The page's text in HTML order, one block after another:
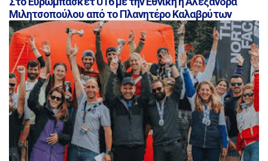
Μιλητσοπούλου από το Πλανητέρο Καλαβρύτων